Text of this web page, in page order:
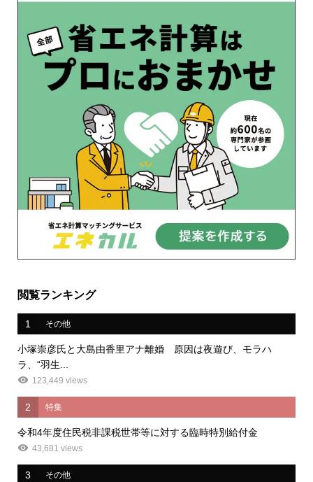
閲覧ランキング
1 その他
小塚崇彦氏と大島由香里アナ離婚 原因は夜遊び、モラハ
ラ、“羽生...
123,449 views
2 特集
令和4年度住民税非課税世帯等に対する臨時特別給付金
43,681 views
3 その他